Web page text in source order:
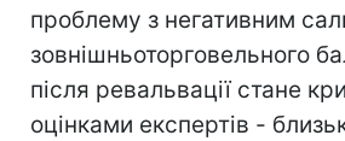
проблему з негативним
зовнішньоторговельного
після ревальвації стане
оцінками експертів -